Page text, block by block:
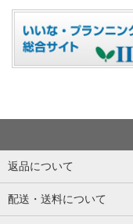
返品について
配送・送料について